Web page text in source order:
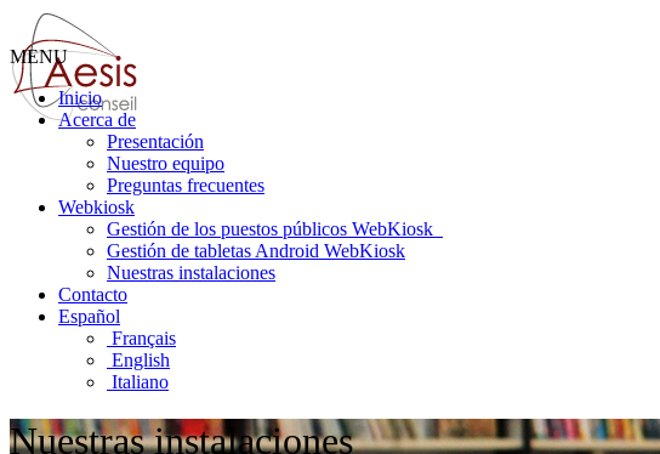
MENU
Inicio
Acerca de
Presentación
Nuestro equipo
Preguntas frecuentes
Webkiosk
Gestión de los puestos públicos WebKiosk
Gestión de tabletas Android WebKiosk
Nuestras instalaciones
Contacto
Español
Français
English
Italiano
Nuestras instalaciones